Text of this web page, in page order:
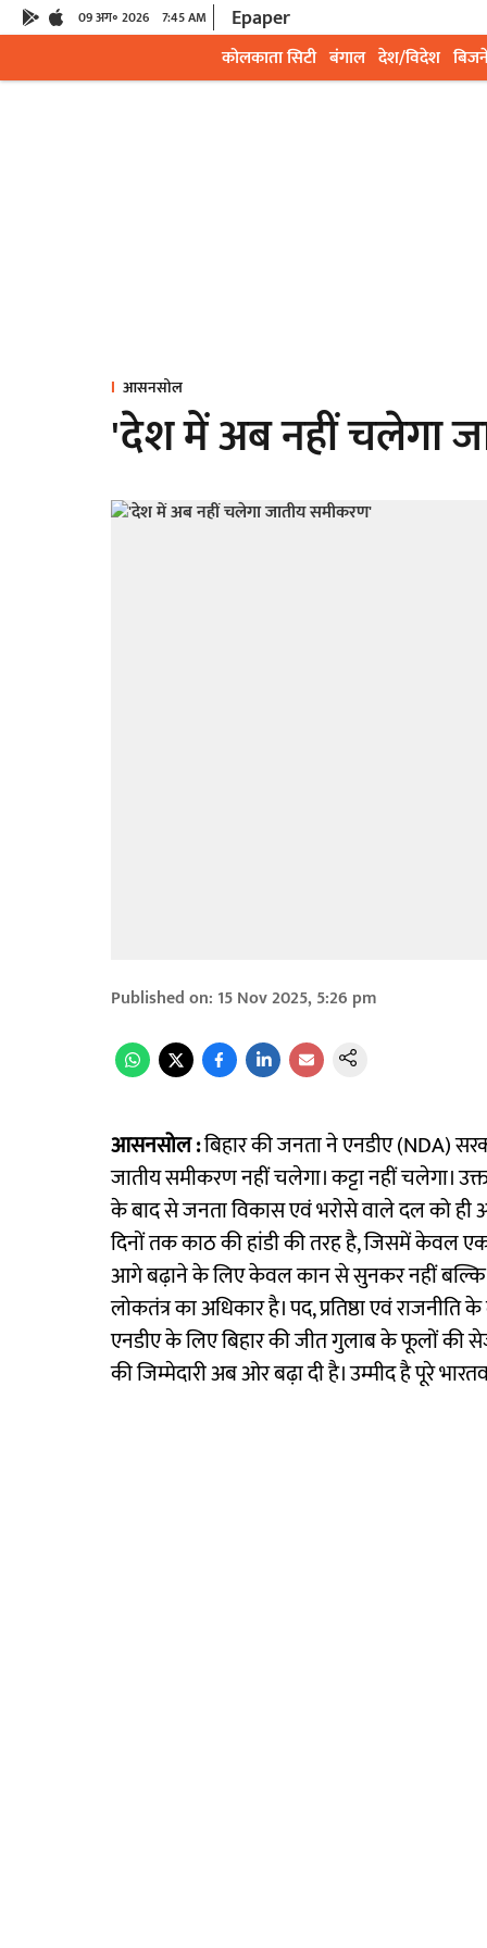
09 अग॰ 2026 7:45 AM Epaper
कोलकाता सिटी बंगाल देश/विदेश
आसनसोल
'देश में अब नहीं चलेगा
Published on: 15 Nov 2025, 5:26 pm
आसनसोल :बिहार की जनता ने एनडीए (NDA)
जातीय समीकरण नहीं चलेगा। कट्टा नहीं चलेगा।
के बाद से जनता विकास एवं भरोसे वाले दल को ही
दिनों तक काठ की हांडी की तरह है, जिसमें केवल
आगे बढ़ाने के लिए केवल कान से सुनकर नहीं
लोकतंत्र का अधिकार है। पद, प्रतिष्ठा एवं
एनडीए के लिए बिहार की जीत गुलाब के फूलों की
की जिम्मेदारी अब ओर बढ़ा दी है। उम्मीद है पूरे